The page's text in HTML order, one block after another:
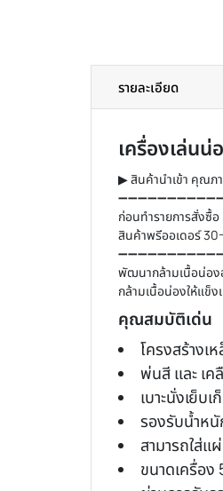
รายละเอียด
เครื่องเล่นน่
▶ สินค้านำเข้า คุณภ
ก่อนทำรายการสั่งซื้
สินค้าพรีออเดอร์
พัฒนากล้ามเนื้อน่อง
กล้ามเนื้อน่องให้แข็ง
คุณสมบัติเด่น
โครงสร้างเ
พ่นสี และ เค
เบาะนั่งเย็บ
รองรับน้ำหนั
สามารถใส่แ
ขนาดเครื่อ